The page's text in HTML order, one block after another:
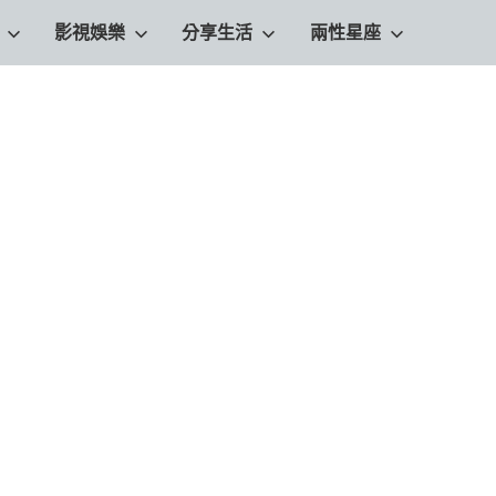
影視娛樂 分享生活 兩性星座